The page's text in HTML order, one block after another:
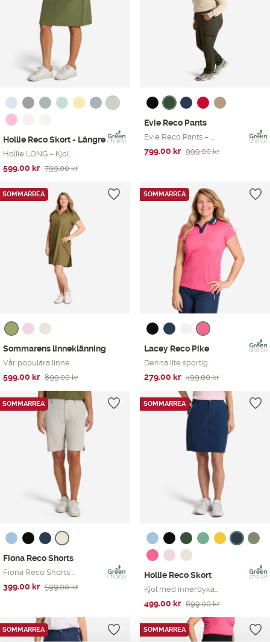
Hollie Reco Skort - Längre
Hollie LONG – Kjol...
799.00kr
Det
priset
599.00 kr
Det
priset
Evie Reco Pants
Evie Reco Pants – ...
999.00kr
Det
var:
999.00 kr.
799.00 kr
Det
är:
799.00 kr.
Sommarens linneklänning
SOMMARREA
Vår populära linne...
899.00kr
Det
ursprungliga
priset
899.00 kr.
599.00 kr
Det
nuvarande
priset
599.00 kr.
Lacey Reco Pike
SOMMARREA
Denna lite sportig...
499.00kr
Det
ursprungliga
priset
279.00 kr
Det
nuvarande
priset
Fiona Reco Shorts
SOMMARREA
Fiona Reco Shorts ...
599.00kr
Det
var:
599.00 kr.
399.00 kr
Det
är:
399.00 kr.
Hollie Reco Skort
SOMMARREA
Kjol med innerbyxa...
699.00kr
Det
ursprungliga
priset
499.00 kr
Det
priset
SOMMARREA SOMMARREA